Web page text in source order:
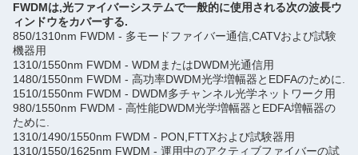
FWDMは,光ファイバーシステムで一般的に使用される次の波長ウ
ィンドウをカバーする.
850/1310nm FWDM - 多モードファイバー通信,CATVおよび試験
機器用
1310/1550nm FWDM - WDMまたはDWDM光通信用
1480/1550nm FWDM - 高功率DWDM光学増幅器とEDFAのために.
1510/1550nm FWDM - DWDM多チャンネル光学ネットワーク用
980/1550nm FWDM - 高性能DWDM光学増幅器とEDFA増幅器の
ために.
1310/1490/1550nm FWDM - PON,FTTXおよび試験器用
1310/1550/1625nm FWDM - 運用中のアクティブファイバーの試